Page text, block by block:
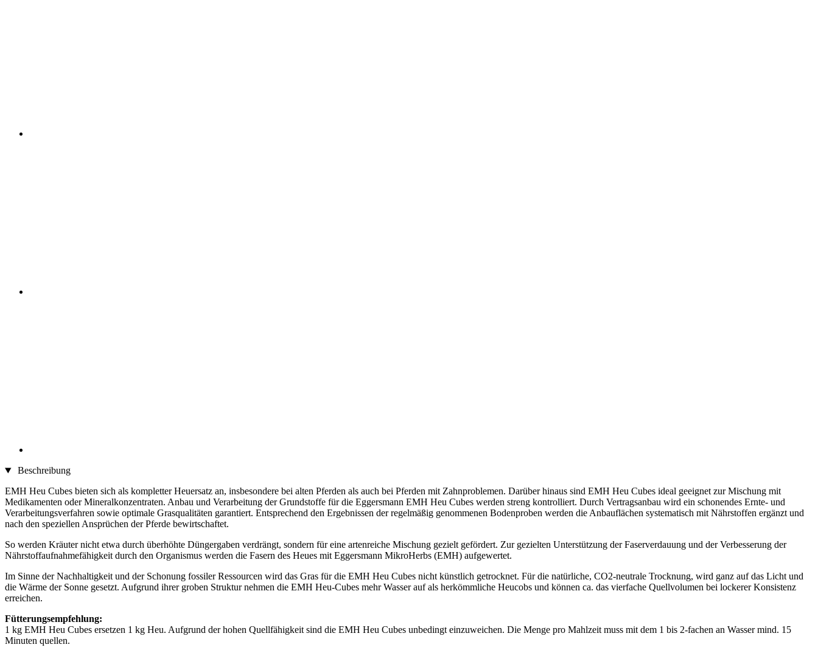
Beschreibung
EMH Heu Cubes bieten sich als kompletter Heuersatz an, insbesondere bei alten Pferden als auch bei Pferden mit Zahnproblemen. Darüber hinaus sind EMH Heu Cubes ideal geeignet zur Mischung mit
Medikamenten oder Mineralkonzentraten. Anbau und Verarbeitung der Grundstoffe für die Eggersmann EMH Heu Cubes werden streng kontrolliert. Durch Vertragsanbau wird ein schonendes Ernte- und
Verarbeitungsverfahren sowie optimale Grasqualitäten garantiert. Entsprechend den Ergebnissen der regelmäßig genommenen Bodenproben werden die Anbauflächen systematisch mit Nährstoffen ergänzt und
nach den speziellen Ansprüchen der Pferde bewirtschaftet.
So werden Kräuter nicht etwa durch überhöhte Düngergaben verdrängt, sondern für eine artenreiche Mischung gezielt gefördert. Zur gezielten Unterstützung der Faserverdauung und der Verbesserung der
Nährstoffaufnahmefähigkeit durch den Organismus werden die Fasern des Heues mit Eggersmann MikroHerbs (EMH) aufgewertet.
Im Sinne der Nachhaltigkeit und der Schonung fossiler Ressourcen wird das Gras für die EMH Heu Cubes nicht künstlich getrocknet. Für die natürliche, CO2-neutrale Trocknung, wird ganz auf das Licht und
die Wärme der Sonne gesetzt. Aufgrund ihrer groben Struktur nehmen die EMH Heu-Cubes mehr Wasser auf als herkömmliche Heucobs und können ca. das vierfache Quellvolumen bei lockerer Konsistenz
erreichen.
Fütterungsempfehlung:
1 kg EMH Heu Cubes ersetzen 1 kg Heu. Aufgrund der hohen Quellfähigkeit sind die EMH Heu Cubes unbedingt einzuweichen. Die Menge pro Mahlzeit muss mit dem 1 bis 2-fachen an Wasser mind. 15
Minuten quellen.